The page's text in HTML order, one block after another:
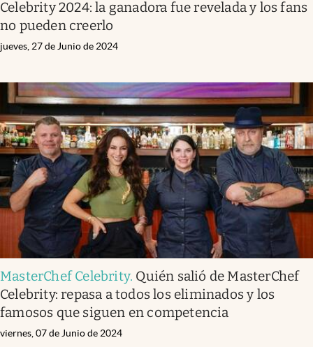
Celebrity 2024: la ganadora fue revelada y los fans
no pueden creerlo
jueves, 27 de Junio de 2024
MasterChef Celebrity. Quién salió de MasterChef
Celebrity: repasa a todos los eliminados y los
famosos que siguen en competencia
viernes, 07 de Junio de 2024